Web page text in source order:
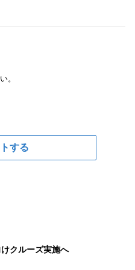
。
する
クルーズ実施へ